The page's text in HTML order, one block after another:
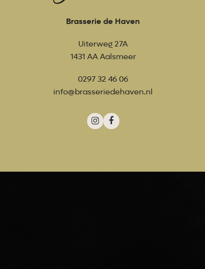
Brasserie de Haven
Uiterweg 27A
1431 AA Aalsmeer
0297 32 46 06
info@brasseriedehaven.nl
Instagram
Facebook